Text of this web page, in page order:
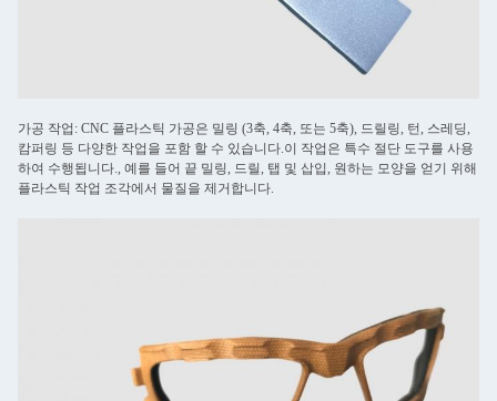
가공 작업: CNC 플라스틱 가공은 밀링 (3축, 4축, 또는 5축), 드릴링, 턴, 스레딩,
캄퍼링 등 다양한 작업을 포함 할 수 있습니다.이 작업은 특수 절단 도구를 사용
하여 수행됩니다., 예를 들어 끝 밀링, 드릴, 탭 및 삽입, 원하는 모양을 얻기 위해
플라스틱 작업 조각에서 물질을 제거합니다.